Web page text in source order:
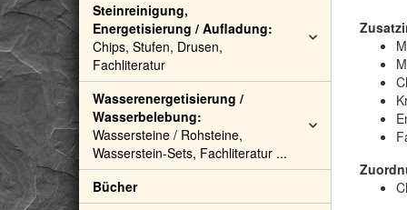
Steinreinigung,
Energetisierung / Aufladung:
Chips, Stufen, Drusen,
Fachliteratur
Wasserenergetisierung /
Wasserbelebung:
Wassersteine / Rohsteine,
Wasserstein-Sets, Fachliteratur ...
Bücher